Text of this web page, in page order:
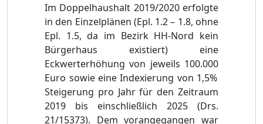
Im Doppelhaushalt 2019/2020 erfolgte
in den Einzelplänen (Epl. 1.2– 1.8, ohne
Epl. 1.5, da im Bezirk HH-Nord kein
Bürgerhaus existiert) eine
Eckwerterhöhung von jeweils 100.000
Euro sowie eine Indexierung von 1,5%
Steigerung pro Jahr für den Zeitraum
2019 bis einschließlich 2025 (Drs.
21/15373). Dem vorangegangen war